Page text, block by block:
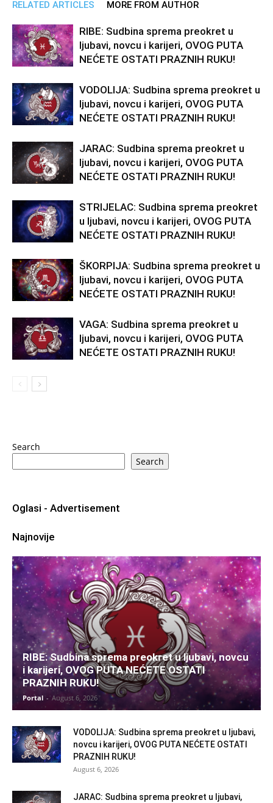
RELATED ARTICLES MORE FROM AUTHOR
RIBE: Sudbina sprema preokret u
ljubavi, novcu i karijeri, OVOG PUTA
NEĆETE OSTATI PRAZNIH RUKU!
VODOLIJA: Sudbina sprema preokret u
ljubavi, novcu i karijeri, OVOG PUTA
NEĆETE OSTATI PRAZNIH RUKU!
JARAC: Sudbina sprema preokret u
ljubavi, novcu i karijeri, OVOG PUTA
NEĆETE OSTATI PRAZNIH RUKU!
STRIJELAC: Sudbina sprema preokret
u ljubavi, novcu i karijeri, OVOG PUTA
NEĆETE OSTATI PRAZNIH RUKU!
ŠKORPIJA: Sudbina sprema preokret u
ljubavi, novcu i karijeri, OVOG PUTA
NEĆETE OSTATI PRAZNIH RUKU!
VAGA: Sudbina sprema preokret u
ljubavi, novcu i karijeri, OVOG PUTA
NEĆETE OSTATI PRAZNIH RUKU!
Search
Search
Oglasi - Advertisement
Najnovije
RIBE: Sudbina sprema preokret u ljubavi, novcu
i karijeri, OVOG PUTA NEĆETE OSTATI
PRAZNIH RUKU!
Portal - August 6, 2026
VODOLIJA: Sudbina sprema preokret u ljubavi,
novcu i karijeri, OVOG PUTA NEĆETE OSTATI
PRAZNIH RUKU!
August 6, 2026
JARAC: Sudbina sprema preokret u ljubavi,